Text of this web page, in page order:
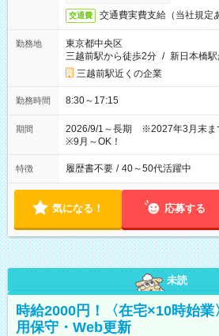
交通費 交通費実費支給（当社規定
勤務地
東京都中央区
三越前駅から徒歩2分 / 新日本橋
三越前駅近くの企業
勤務時間 8:30～17:15
期間
2026/9/1～長期 ※2027年3月末ま
※9月～OK！
特徴 履歴書不要 / 40～50代活躍中
気になる！ 応募する
未読
時給2000円！〈在宅×10時始
用保守・Web更新